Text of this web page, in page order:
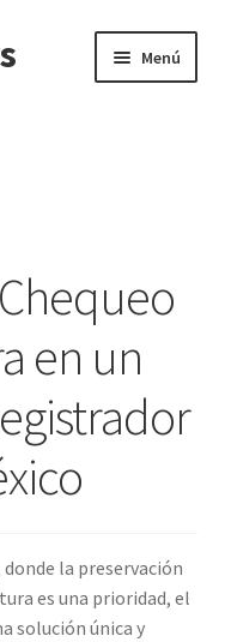
Menú
en un
la preservación
es una prioridad, el
solución única y